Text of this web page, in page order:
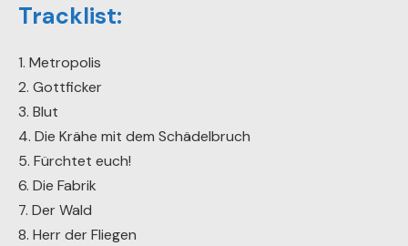
Tracklist:
1. Metropolis
2. Gottficker
3. Blut
4. Die Krähe mit dem Schädelbruch
5. Fürchtet euch!
6. Die Fabrik
7. Der Wald
8. Herr der Fliegen